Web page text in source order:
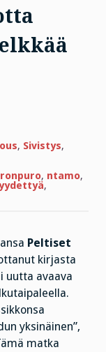
, Sivistys,
, ntamo,
,
Peltiset
kirjasta
uutta avaava
yksinäinen”,
matka